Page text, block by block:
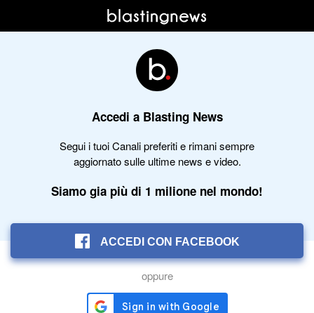
Accedi a Blasting News
Segui i tuoi Canali preferiti e rimani sempre
aggiornato sulle ultime news e video.
Siamo gia più di 1 milione nel mondo!
ACCEDI CON FACEBOOK
oppure